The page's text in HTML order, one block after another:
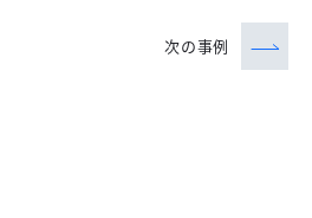
次の事例